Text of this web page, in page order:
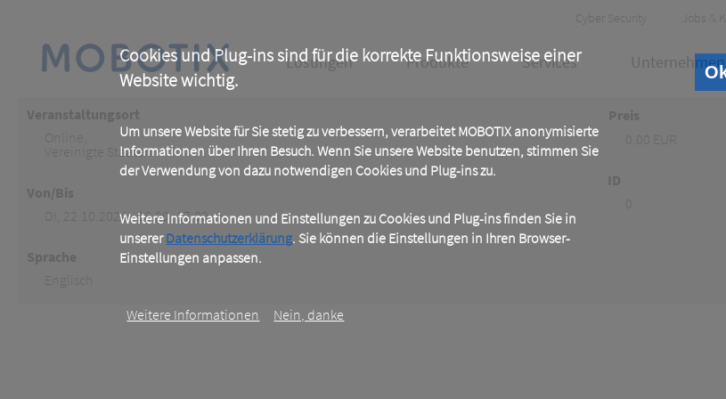
Cookies und Plug-ins sind für die korrekte Funktionsweise einer
Website wichtig.
Um unsere Website für Sie stetig zu verbessern, verarbeitet MOBOTIX anonymisierte
Informationen über Ihren Besuch. Wenn Sie unsere Website benutzen, stimmen Sie
der Verwendung von dazu notwendigen Cookies und Plug-ins zu.
Weitere Informationen und Einstellungen zu Cookies und Plug-ins finden Sie in
unsererDatenschutzerklärung. Sie können die Einstellungen in Ihren Browser-
Einstellungen anpassen.
Weitere Informationen Nein, danke
content
Header
Meta
Cyber Security Jobs &
Main
Lösungen Produkte Services Unternehmen
Vereinigte Staaten
DI, 22.10.2024 - 16:00 -17:00